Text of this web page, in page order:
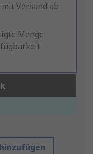
Versand ab
Menge